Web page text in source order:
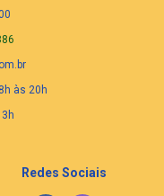
às 20h
Redes Sociais